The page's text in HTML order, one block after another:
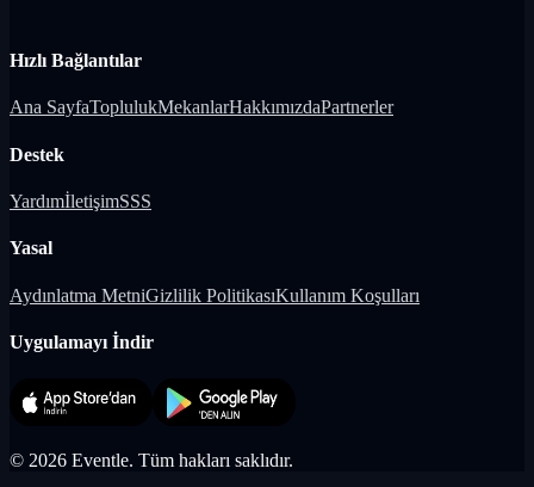
Hızlı Bağlantılar
Ana SayfaToplulukMekanlarHakkımızdaPartnerler
Destek
YardımİletişimSSS
Yasal
Aydınlatma MetniGizlilik PolitikasıKullanım Koşulları
Uygulamayı İndir
© 2026 Eventle. Tüm hakları saklıdır.